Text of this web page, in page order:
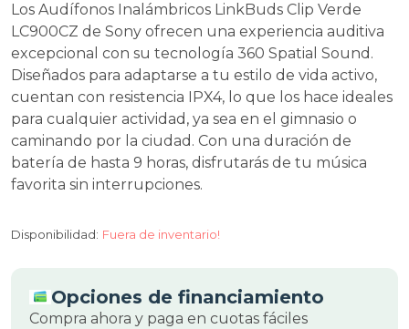
Los Audífonos Inalámbricos LinkBuds Clip Verde
LC900CZ de Sony ofrecen una experiencia auditiva
excepcional con su tecnología 360 Spatial Sound.
Diseñados para adaptarse a tu estilo de vida activo,
cuentan con resistencia IPX4, lo que los hace ideales
para cualquier actividad, ya sea en el gimnasio o
caminando por la ciudad. Con una duración de
batería de hasta 9 horas, disfrutarás de tu música
favorita sin interrupciones.
Disponibilidad: Fuera de inventario!
Opciones de financiamiento
Compra ahora y paga en cuotas fáciles